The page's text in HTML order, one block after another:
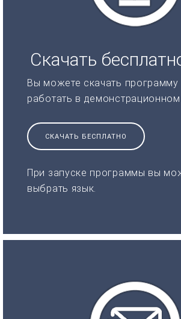
Скачать
Вы можете скачать программу
работать в
СКАЧАТЬ БЕСПЛАТНО
При запуске программы вы
выбрать язык.